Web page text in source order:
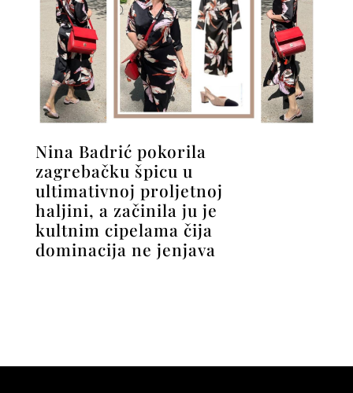
Nina Badrić pokorila
zagrebačku špicu u
ultimativnoj proljetnoj
haljini, a začinila ju je
kultnim cipelama čija
dominacija ne jenjava